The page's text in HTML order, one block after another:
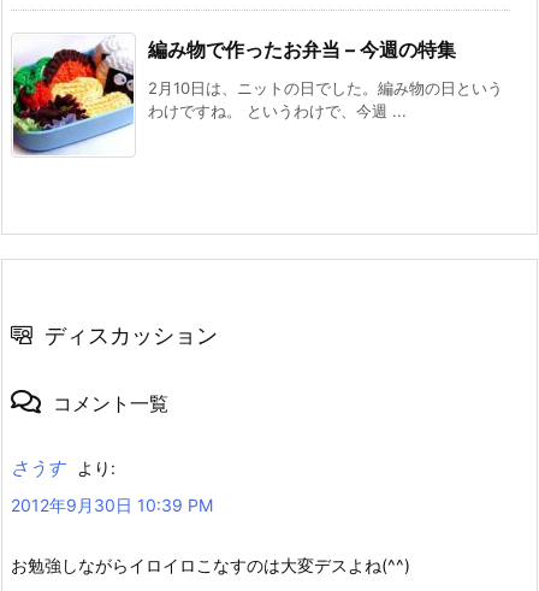
編み物で作ったお弁当 – 今週の特集
2月10日は、ニットの日でした。編み物の日という
わけですね。 というわけで、今週 ...
ディスカッション
コメント一覧
さうす
より:
2012年9月30日 10:39 PM
お勉強しながらイロイロこなすのは大変デスよね(^^)